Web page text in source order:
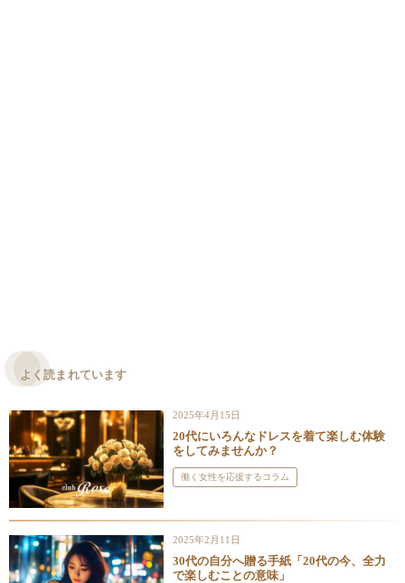
よく読まれています
2025年4月15日
20代にいろんなドレスを着て楽しむ体験
をしてみませんか？
働く女性を応援するコラム
2025年2月11日
30代の自分へ贈る手紙「20代の今、全力
で楽しむことの意味」